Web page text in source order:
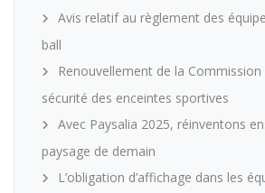
Avis relatif au règlement des
ball
Renouvellement de la
sécurité des enceintes sportives
Avec Paysalia 2025, réinventons
paysage de demain
L’obligation d’affichage dans les